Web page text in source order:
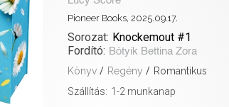
Pioneer Books, 2025.09.17.
Sorozat: Knockemout #1
Fordító: Bótyik Bettina Zora
Könyv / Regény / Romantikus
Szállítás: 1-2 munkanap